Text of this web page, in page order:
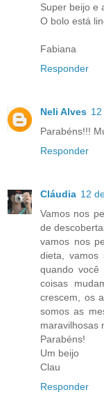
Super beijo e
O bolo está
Fabiana
Responder
Neli Alves
Parabéns!!!
Responder
Cláudia 12
Vamos nos
de
vamos nos
dieta,
quando
coisas
crescem, os
somos as
maravilhosas
Parabéns!
Um beijo
Clau
Responder